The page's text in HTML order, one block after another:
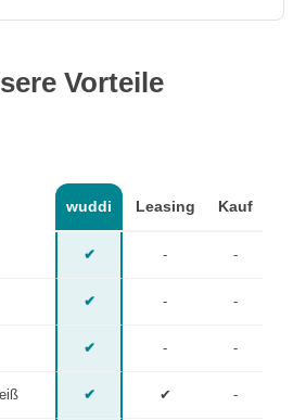
Vorteile
wuddi Leasing Kauf
✔ - -
✔ - -
✔ - -
✔ ✔ -